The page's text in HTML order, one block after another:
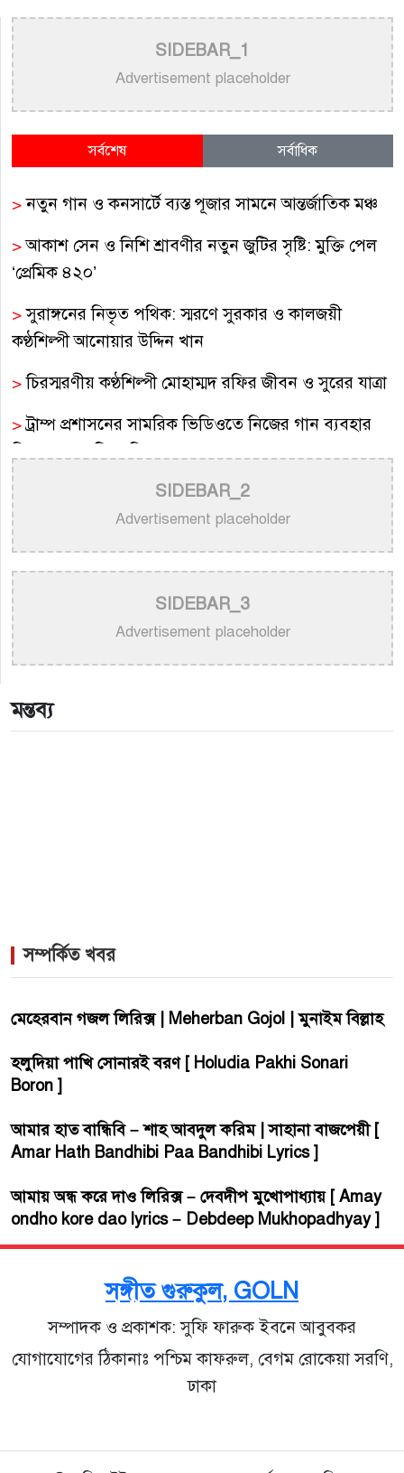
SIDEBAR_1
Advertisement placeholder
সর্বশেষ সর্বাধিক
>নতুন গান ও কনসার্টে ব্যস্ত পূজার সামনে আন্তর্জাতিক মঞ্চ
>আকাশ সেন ও নিশি শ্রাবণীর নতুন জুটির সৃষ্টি: মুক্তি পেল
‘প্রেমিক ৪২০’
>সুরাঙ্গনের নিভৃত পথিক: স্মরণে সুরকার ও কালজয়ী
কণ্ঠশিল্পী আনোয়ার উদ্দিন খান
>চিরস্মরণীয় কণ্ঠশিল্পী মোহাম্মদ রফির জীবন ও সুরের যাত্রা
>ট্রাম্প প্রশাসনের সামরিক ভিডিওতে নিজের গান ব্যবহার
>
নতুন করে ভাইরাল ‘আজ কেন মন উদাসী হয়ে’ গানের
পেছনের গল্প
>
বাংলাদেশ বেতারে সুরকার ও সংগীত পরিচালক হিসেবে
তালিকাভুক্ত হলেন ৯২ শিল্পী
>একই দিনে জন্ম, সুরের টানে বাঁধা পড়া বাংলা গানের অমর
জুটি
SIDEBAR_2
Advertisement placeholder
SIDEBAR_3
Advertisement placeholder
মন্তব্য
সম্পর্কিত খবর
মেহেরবান গজল লিরিক্স | Meherban Gojol | মুনাইম বিল্লাহ
হলুদিয়া পাখি সোনারই বরণ [ Holudia Pakhi Sonari
Boron ]
আমার হাত বান্ধিবি – শাহ আবদুল করিম | সাহানা বাজপেয়ী [
Amar Hath Bandhibi Paa Bandhibi Lyrics ]
আমায় অন্ধ করে দাও লিরিক্স – দেবদীপ মুখোপাধ্যায় [ Amay
ondho kore dao lyrics – Debdeep Mukhopadhyay ]
সঙ্গীত গুরুকুল, GOLN
সম্পাদক ও প্রকাশক: সুফি ফারুক ইবনে আবুবকর
যোগাযোগের ঠিকানাঃ পশ্চিম কাফরুল, বেগম রোকেয়া সরণি,
ঢাকা